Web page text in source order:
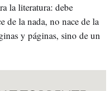
la literatura: debe
de la nada, no nace de la
y páginas, sino de un